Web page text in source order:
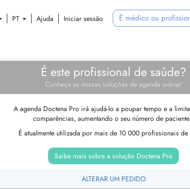
PT Ajuda Iniciar sessão É médico ou
É este profissional de saúde?
Conheça as nossas soluções de agenda online!
A agenda Doctena Pro irá ajudá-lo a poupar tempo e a
comparências, aumentando o seu número de
É atualmente utilizada por mais de 10 000 profissionais de
Saiba mais sobre a solução Doctena Pro
ALTERAR UM PEDIDO